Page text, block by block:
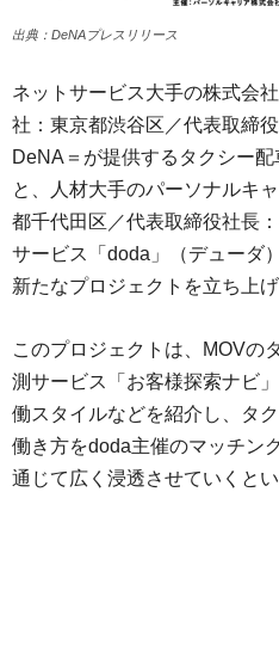
出典：DeNAプレスリリース
ネットサービス大手の株式会
社：東京都渋谷区／代表取締
DeNA＝が提供するタクシー配
と、人材大手のパーソナルキ
都千代田区／代表取締役社長
サービス「doda」（デューダ
新たなプロジェクトを立ち上げ
このプロジェクトは、MOVの
測サービス「お客様探索ナビ
働スタイルなどを紹介し、タ
働き方をdoda主催のマッチン
通じて広く浸透させていくとい